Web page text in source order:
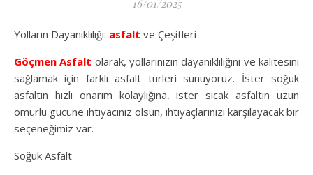
16/01/2025
Yolların Dayanıklılığı: asfalt ve Çeşitleri
Göçmen Asfalt olarak, yollarınızın dayanıklılığını ve kalitesini
sağlamak için farklı asfalt türleri sunuyoruz. İster soğuk
asfaltın hızlı onarım kolaylığına, ister sıcak asfaltın uzun
ömürlü gücüne ihtiyacınız olsun, ihtiyaçlarınızı karşılayacak bir
seçeneğimiz var.
Soğuk Asfalt